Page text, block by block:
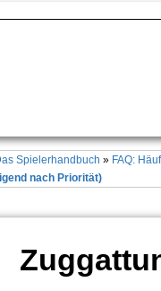
Spielerhandbuch » FAQ:
nach Priorität)